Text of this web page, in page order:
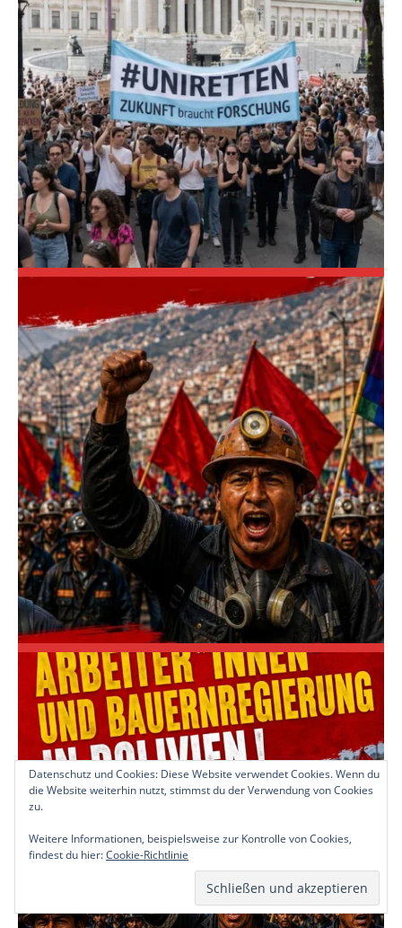
Datenschutz und Cookies: Diese Website verwendet Cookies. Wenn du
die Website weiterhin nutzt, stimmst du der Verwendung von Cookies
zu.
Weitere Informationen, beispielsweise zur Kontrolle von Cookies,
findest du hier:Cookie-Richtlinie